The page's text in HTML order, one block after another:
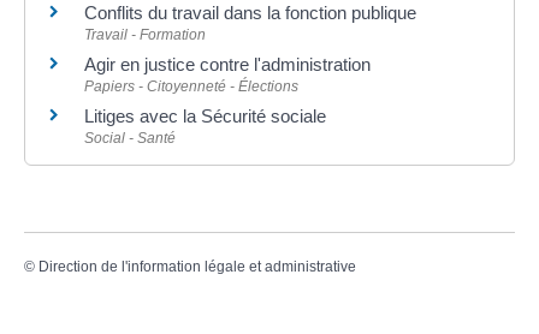
Conflits du travail dans la fonction publique
Travail - Formation
Agir en justice contre l'administration
Papiers - Citoyenneté - Élections
Litiges avec la Sécurité sociale
Social - Santé
© Direction de l'information légale et administrative